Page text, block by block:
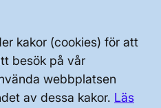
kakor (cookies) för att
besök på vår
webbplatsen
av dessa kakor. Läs